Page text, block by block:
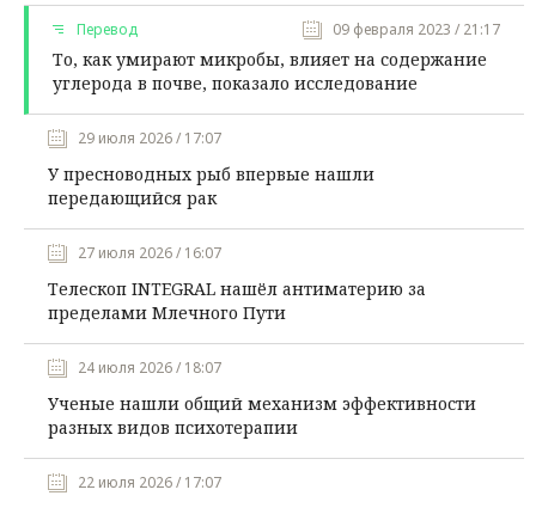
Перевод 09 февраля 2023 / 21:17
То, как умирают микробы, влияет на содержание
углерода в почве, показало исследование
29 июля 2026 / 17:07
У пресноводных рыб впервые нашли
передающийся рак
27 июля 2026 / 16:07
Телескоп INTEGRAL нашёл антиматерию за
пределами Млечного Пути
24 июля 2026 / 18:07
Ученые нашли общий механизм эффективности
разных видов психотерапии
22 июля 2026 / 17:07